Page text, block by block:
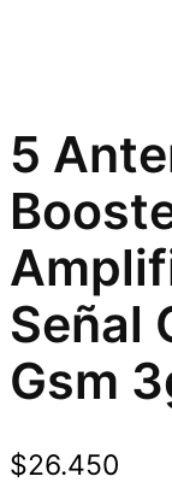
5
Señal
Gsm
$26.450